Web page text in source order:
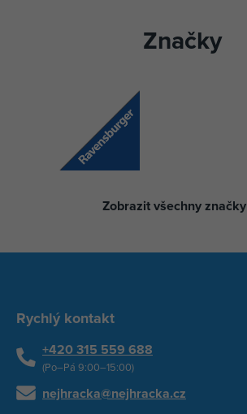
Značky
Zobrazit všechny značky
Rychlý kontakt
+420 315 559 688
(Po–Pá 9:00–15:00)
nejhracka@nejhracka.cz